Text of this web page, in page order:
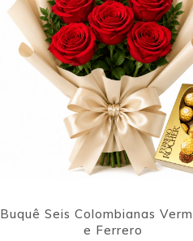
Buquê Seis Colombianas
e Ferrero